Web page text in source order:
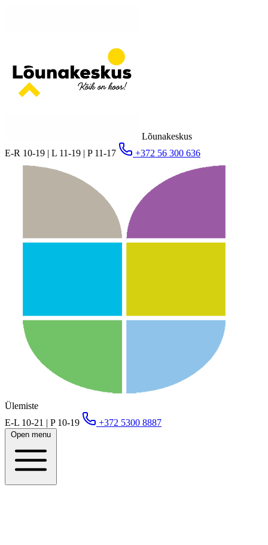
Lõunakeskus
E-R 10-19 | L 11-19 | P 11-17
+372 56 300 636
Ülemiste
E-L 10-21 | P 10-19
+372 5300 8887
Open menu